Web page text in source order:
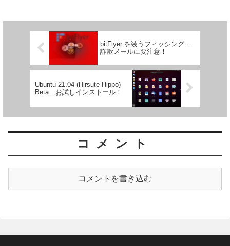
bitFlyer を装うフィッシング…
詐欺メールに要注意！
Ubuntu 21.04 (Hirsute Hippo)
Beta…お試しインストール！
コメント
コメントを書き込む